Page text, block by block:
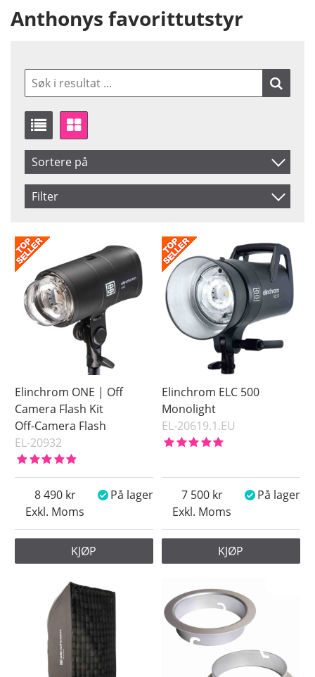
Anthonys favorittutstyr
Sortere på
Artikelkod
Filter
På lager
Elinchrom ONE | Off
Camera Flash Kit
Off-Camera Flash
EL-20932
Exkl. Moms
8 490 På lager
KJØP
Elinchrom ELC 500
Monolight
EL-20619.1.EU
Exkl. Moms
7 500 På lager
KJØP